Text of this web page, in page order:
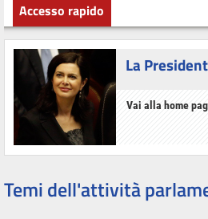
Accesso rapido
La
Vai alla home
Temi dell'attività